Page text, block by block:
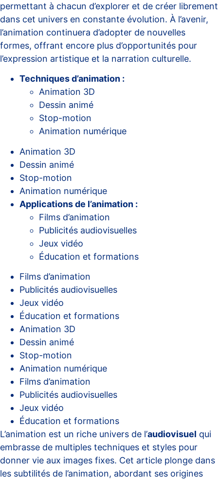
permettant à chacun d’explorer et de créer librement
dans cet univers en constante évolution. À l’avenir,
l’animation continuera d’adopter de nouvelles
formes, offrant encore plus d’opportunités pour
l’expression artistique et la narration culturelle.
Techniques d’animation :
Animation 3D
Dessin animé
Stop-motion
Animation numérique
Animation 3D
Dessin animé
Stop-motion
Animation numérique
Applications de l’animation :
Films d’animation
Publicités audiovisuelles
Jeux vidéo
Éducation et formations
Films d’animation
Publicités audiovisuelles
Jeux vidéo
Éducation et formations
Animation 3D
Dessin animé
Stop-motion
Animation numérique
Films d’animation
Publicités audiovisuelles
Jeux vidéo
Éducation et formations
L’animation est un riche univers de l’audiovisuel qui
embrasse de multiples techniques et styles pour
donner vie aux images fixes. Cet article plonge dans
les subtilités de l’animation, abordant ses origines